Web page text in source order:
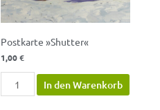
Postkarte »Shutter«
1,00€
In den Warenkorb